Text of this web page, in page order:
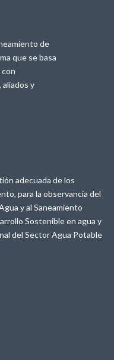
de
que se basa
y
adecuada de los
para la observancia del
y al Saneamiento
Sostenible en agua y
del Sector Agua Potable